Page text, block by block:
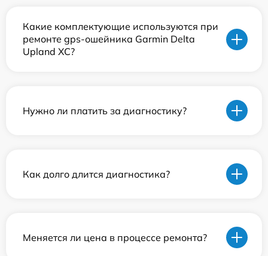
Какие комплектующие используются при
ремонте gps-ошейника Garmin Delta
Upland XC?
Нужно ли платить за диагностику?
Как долго длится диагностика?
Меняется ли цена в процессе ремонта?